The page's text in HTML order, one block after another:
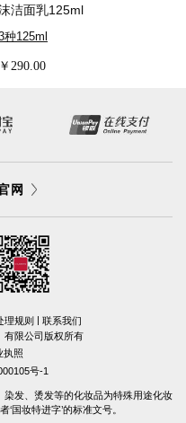
洁面乳125ml
种125ml
￥290.00
网
理规则 | 联系我们
有限公司版权所有
执照
号-1
发、烫发等的化妆品为特殊用途化妆
‘国妆特进字’的标准文号。